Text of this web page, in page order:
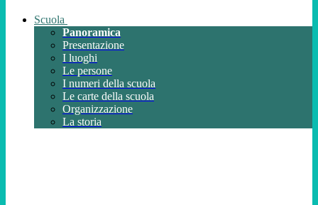
Scuola
Panoramica
Presentazione
I luoghi
Le persone
I numeri della scuola
Le carte della scuola
Organizzazione
La storia